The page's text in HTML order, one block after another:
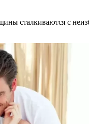
сталкиваются с